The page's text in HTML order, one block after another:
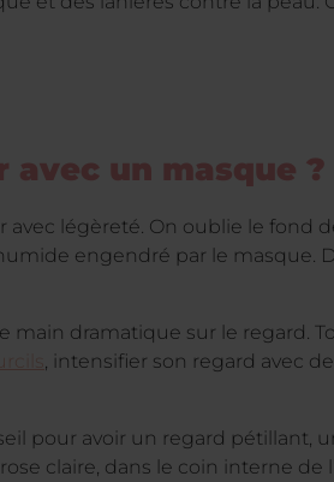
avec un masque ?
légèreté. On oublie le fond
engendré par le masque.
main dramatique sur le regard.
, intensifier son regard avec de
pour avoir un regard pétillant,
claire, dans le coin interne de